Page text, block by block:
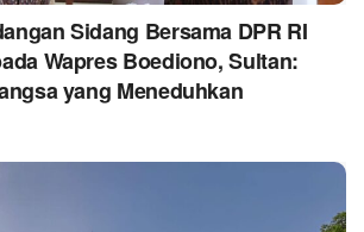
Sidang Bersama DPR RI
Wapres Boediono, Sultan:
yang Meneduhkan